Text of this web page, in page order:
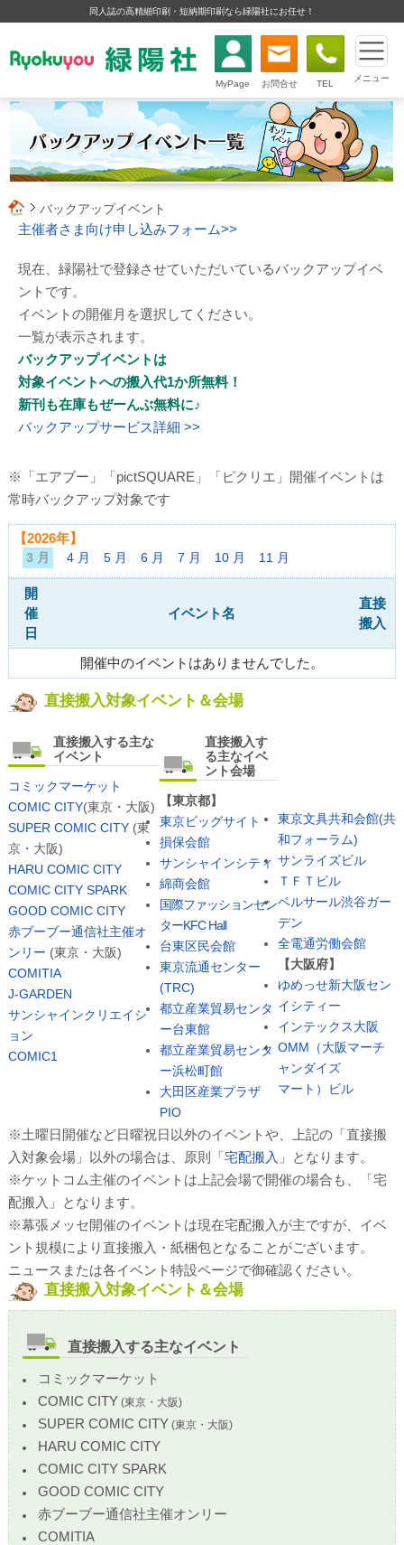
同人誌の高精細印刷・短納期印刷なら緑陽社にお任せ！
MyPage お問合せ TEL メニュー
バックアップイベント
主催者さま向け申し込みフォーム>>
現在、緑陽社で登録させていただいているバックアップイベ
ントです。
イベントの開催月を選択してください。
一覧が表示されます。
バックアップイベントは
対象イベントへの搬入代1か所無料！
新刊も在庫もぜーんぶ無料に♪
バックアップサービス詳細 >>
※「エアブー」「pictSQUARE」「ピクリエ」開催イベントは
常時バックアップ対象です
【2026年】
3 月 4 月 5 月 6 月 7 月 10 月 11 月
開
催
日
イベント名
直接
搬入
開催中のイベントはありませんでした。
直接搬入対象イベント＆会場
直接搬入する主な
イベント
コミックマーケット
COMIC CITY(東京・大阪)
SUPER COMIC CITY(東
京・大阪)
HARU COMIC CITY
COMIC CITY SPARK
GOOD COMIC CITY
赤ブーブー通信社主催オ
ンリー (東京・大阪)
COMITIA
J-GARDEN
サンシャインクリエイシ
ョン
COMIC1
直接搬入す
る主なイベ
ント会場
【東京都】
東京ビッグサイト
損保会館
サンシャインシティ
綿商会館
国際ファッションセン
ターKFC Hall
台東区民会館
東京流通センター
(TRC)
都立産業貿易センタ
ー台東館
都立産業貿易センタ
ー浜松町館
大田区産業プラザ
PIO
東京文具共和会館(共
和フォーラム)
サンライズビル
ＴＦＴビル
ベルサール渋谷ガー
デン
全電通労働会館
【大阪府】
ゆめっせ新大阪セン
イシティ ー
インテックス大阪
OMM（大阪マーチ
ャンダイズ
マート）ビル
※土曜日開催など日曜祝日以外のイベントや、上記の「直接搬
入対象会場」以外の場合は、原則「宅配搬入 」となります。
※ケットコム主催のイベントは上記会場で開催の場合も、「宅
配搬入」となります。
※幕張メッセ開催のイベントは現在宅配搬入が主ですが、イベ
ント規模により直接搬入・紙梱包となることがございます。
ニュースまたは各イベント特設ページで御確認ください。
直接搬入対象イベント＆会場
直接搬入する主なイベント
コミックマーケット
COMIC CITY (東京・大阪)
SUPER COMIC CITY (東京・大阪)
HARU COMIC CITY
COMIC CITY SPARK
GOOD COMIC CITY
赤ブーブー通信社主催オンリー
COMITIA